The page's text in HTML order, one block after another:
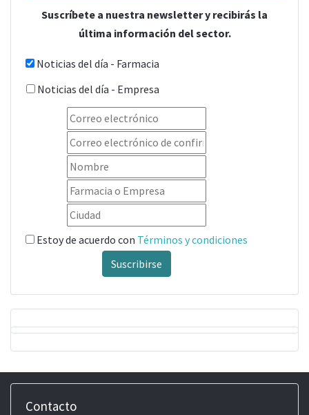
Suscríbete a nuestra newsletter y recibirás la
última información del sector.
Noticias del día - Farmacia
Noticias del día - Empresa
Estoy de acuerdo con Términos y condiciones
Suscribirse
Contacto